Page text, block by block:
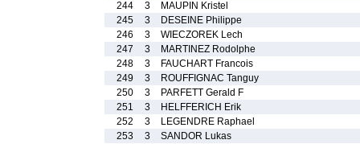
244
3
MAUPIN Kristel
245
3
DESEINE Philippe
246
3
WIECZOREK Lech
247
3
MARTINEZ Rodolphe
248
3
FAUCHART Francois
249
3
ROUFFIGNAC Tanguy
250
3
PARFETT Gerald F
251
3
HELFFERICH Erik
252
3
LEGENDRE Raphael
253
3
SANDOR Lukas